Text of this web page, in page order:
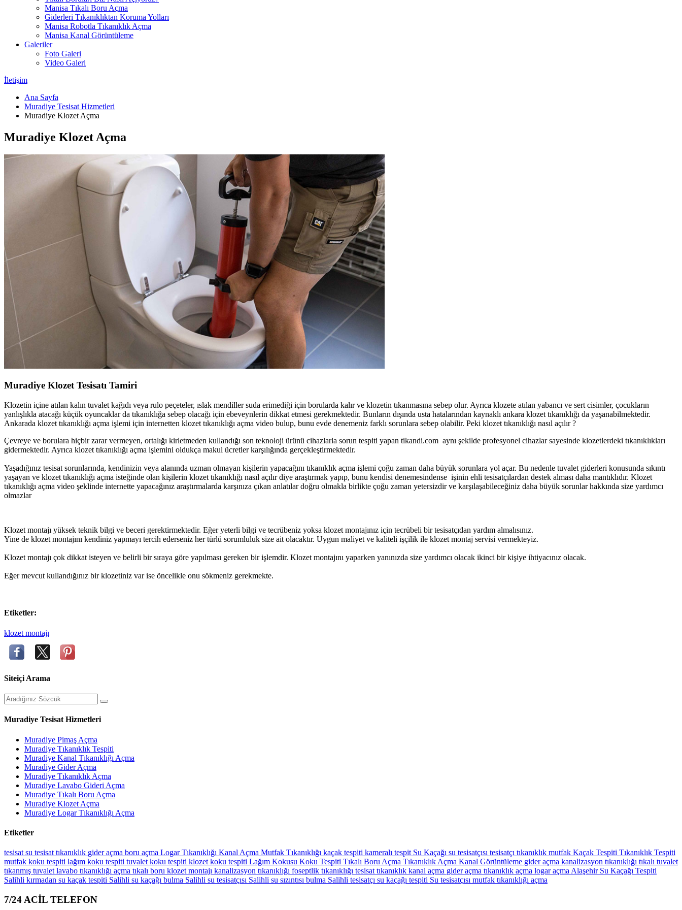
Manisa Tıkalı Boru Açma
Giderleri Tıkanıklıktan Koruma Yolları
Manisa Robotla Tıkanıklık Açma
Manisa Kanal Görüntüleme
Galeriler
Foto Galeri
Video Galeri
İletişim
Ana Sayfa
Muradiye Tesisat Hizmetleri
Muradiye Klozet Açma
Muradiye Klozet Açma
Muradiye Klozet Tesisatı Tamiri
Klozetin içine atılan kalın tuvalet kağıdı veya rulo peçeteler, ıslak mendiller suda erimediği için borularda kalır ve klozetin tıkanmasına sebep olur. Ayrıca klozete atılan yabancı ve sert cisimler, çocukların
yanlışlıkla atacağı küçük oyuncaklar da tıkanıklığa sebep olacağı için ebeveynlerin dikkat etmesi gerekmektedir. Bunların dışında usta hatalarından kaynaklı ankara klozet tıkanıklığı da yaşanabilmektedir.
Ankarada klozet tıkanıklığı açma işlemi için internetten klozet tıkanıklığı açma video bulup, bunu evde denemeniz farklı sorunlara sebep olabilir. Peki klozet tıkanıklığı nasıl açılır ?
Çevreye ve borulara hiçbir zarar vermeyen, ortalığı kirletmeden kullandığı son teknoloji ürünü cihazlarla sorun tespiti yapan tikandi.com aynı şekilde profesyonel cihazlar sayesinde klozetlerdeki tıkanıklıkları
gidermektedir. Ayrıca klozet tıkanıklığı açma işlemini oldukça makul ücretler karşılığında gerçekleştirmektedir.
Yaşadığınız tesisat sorunlarında, kendinizin veya alanında uzman olmayan kişilerin yapacağını tıkanıklık açma işlemi çoğu zaman daha büyük sorunlara yol açar. Bu nedenle tuvalet giderleri konusunda sıkıntı
yaşayan ve klozet tıkanıklığı açma isteğinde olan kişilerin klozet tıkanıklığı nasıl açılır diye araştırmak yapıp, bunu kendisi denemesindense işinin ehli tesisatçılardan destek alması daha mantıklıdır. Klozet
tıkanıklığı açma video şeklinde internette yapacağınız araştırmalarda karşınıza çıkan anlatılar doğru olmakla birlikte çoğu zaman yetersizdir ve karşılaşabileceğiniz daha büyük sorunlar hakkında size yardımcı
olmazlar
Klozet montajı yüksek teknik bilgi ve beceri gerektirmektedir. Eğer yeterli bilgi ve tecrübeniz yoksa klozet montajınız için tecrübeli bir tesisatçıdan yardım almalısınız.
Yine de klozet montajını kendiniz yapmayı tercih ederseniz her türlü sorumluluk size ait olacaktır. Uygun maliyet ve kaliteli işçilik ile klozet montaj servisi vermekteyiz.
Klozet montajı çok dikkat isteyen ve belirli bir sıraya göre yapılması gereken bir işlemdir. Klozet montajını yaparken yanınızda size yardımcı olacak ikinci bir kişiye ihtiyacınız olacak.
Eğer mevcut kullandığınız bir klozetiniz var ise öncelikle onu sökmeniz gerekmekte.
Etiketler:
klozet montajı
Siteiçi Arama
Muradiye Tesisat Hizmetleri
Muradiye Pimaş Açma
Muradiye Tıkanıklık Tespiti
Muradiye Kanal Tıkanıklığı Açma
Muradiye Gider Açma
Muradiye Tıkanıklık Açma
Muradiye Lavabo Gideri Açma
Muradiye Tıkalı Boru Açma
Muradiye Klozet Açma
Muradiye Logar Tıkanıklığı Açma
Etiketler
tesisat su tesisat tıkanıklık gider açma boru açma Logar Tıkanıklığı Kanal Açma Mutfak Tıkanıklığı kaçak tespiti kameralı tespit Su Kaçağı su tesisatçısı tesisatçı tıkanıklık mutfak Kaçak Tespiti Tıkanıklık Tespiti
mutfak koku tespiti lağım koku tespiti tuvalet koku tespiti klozet koku tespiti Lağım Kokusu Koku Tespiti Tıkalı Boru Açma Tıkanıklık Açma Kanal Görüntüleme gider açma kanalizasyon tıkanıklığı tıkalı tuvalet
tıkanmış tuvalet lavabo tıkanıklığı açma tıkalı boru klozet montajı kanalizasyon tıkanıklığı foseptlik tıkanıklığı tesisat tıkanıklık kanal açma gider açma tıkanıklık açma logar açma Alaşehir Su Kaçağı Tespiti
Salihli kırmadan su kaçak tespiti Salihli su kaçağı bulma Salihli su tesisatçısı Salihli su sızıntısı bulma Salihli tesisatçı su kaçağı tespiti Su tesisatçısı mutfak tıkanıklığı açma
7/24 ACİL TELEFON